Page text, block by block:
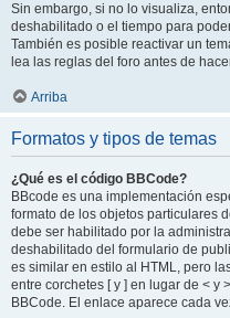
Sin embargo, si no lo visualiza,
deshabilitado o el tiempo para
También es posible reactivar un
lea las reglas del foro antes de
Arriba
Formatos y tipos de temas
¿Qué es el código BBCode?
BBcode es una implementación
formato de los objetos particulares
debe ser habilitado por la
deshabilitado del formulario de
es similar en estilo al HTML, pero
entre corchetes [ y ] en lugar de < y
BBCode. El enlace aparece cada